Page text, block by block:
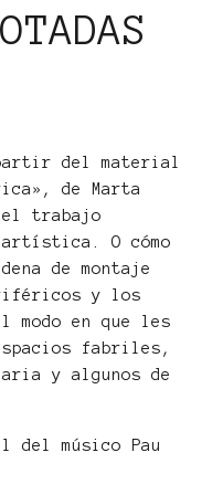
del material
de Marta
trabajo
O cómo
de montaje
y los
modo en que les
fabriles,
y algunos de
del músico Pau